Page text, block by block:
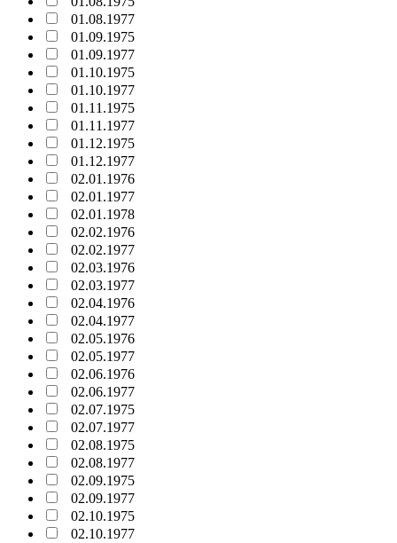
01.08.1977
01.09.1975
01.09.1977
01.10.1975
01.10.1977
01.11.1975
01.11.1977
01.12.1975
01.12.1977
02.01.1976
02.01.1977
02.01.1978
02.02.1976
02.02.1977
02.03.1976
02.03.1977
02.04.1976
02.04.1977
02.05.1976
02.05.1977
02.06.1976
02.06.1977
02.07.1975
02.07.1977
02.08.1975
02.08.1977
02.09.1975
02.09.1977
02.10.1975
02.10.1977